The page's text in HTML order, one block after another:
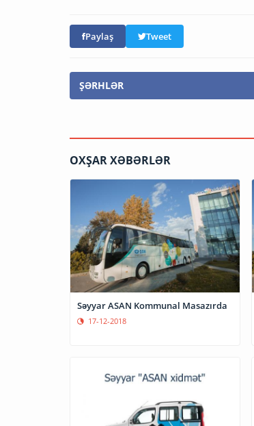
Paylaş Tweet
ŞƏRHLƏR
OXŞAR XƏBƏRLƏR
Səyyar ASAN Kommunal Masazırda
17-12-2018